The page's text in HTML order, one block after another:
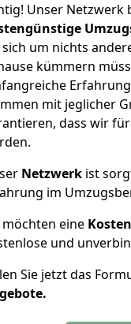
Unser Netzwerk
sich um nichts
kümmern
mit jeglicher
dass wir
Netzwerk ist
im
möchten eine
und
Sie jetzt das